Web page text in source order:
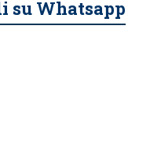
su Whatsapp